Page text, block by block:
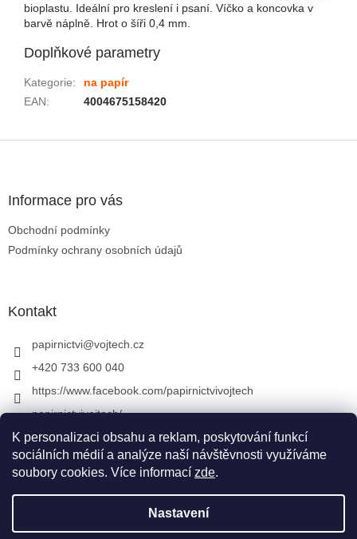
K personalizaci obsahu a reklam, poskytování funkcí
sociálních médií a analýze naší návštěvnosti využíváme
soubory cookies. Více informací zde.
Nastavení
bioplastu. Ideální pro kreslení i psaní. Víčko a koncovka v
barvě náplně. Hrot o šíři 0,4 mm.
Doplňkové parametry
Kategorie:
na papír
EAN: 4004675158420
Informace pro vás
Obchodní podmínky
Podmínky ochrany osobních údajů
Kontakt
papirnictvi@vojtech.cz
+420 733 600 040
https://www.facebook.com/papirnictvivojtech
papirnictvivojtech/
+420 733 600 040
Vytvořil Shoptet&